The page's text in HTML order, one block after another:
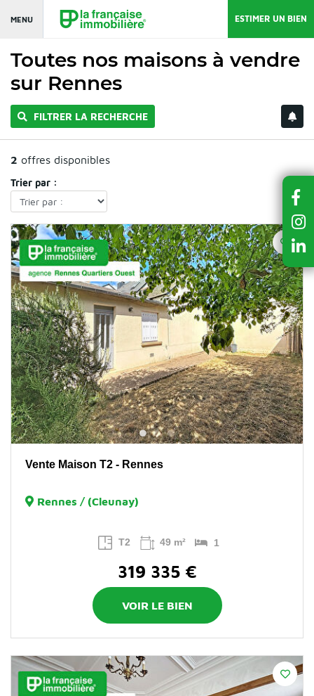
MENU ESTIMER UN BIEN
Toutes nos maisons à vendre
sur Rennes
FILTRER LA RECHERCHE
2 offres disponibles
Trier par :
Vente Maison T2 - Rennes
Rennes / (Cleunay)
T2 49 m² 1
319 335 €
VOIR LE BIEN